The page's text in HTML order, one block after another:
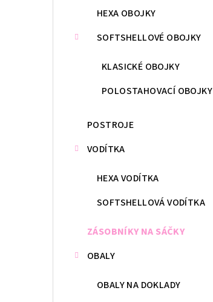
HEXA OBOJKY
SOFTSHELLOVÉ OBOJKY
KLASICKÉ OBOJKY
POLOSTAHOVACÍ OBOJKY
POSTROJE
VODÍTKA
HEXA VODÍTKA
SOFTSHELLOVÁ VODÍTKA
ZÁSOBNÍKY NA SÁČKY
OBALY
OBALY NA DOKLADY